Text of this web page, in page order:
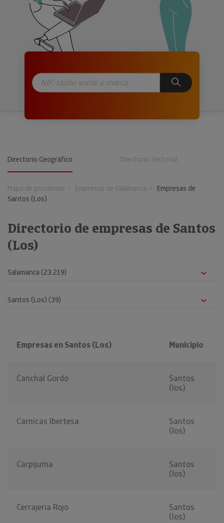
Directorio Geográfico Directorio Sectorial
Mapa de provincias Empresas de Salamanca
Empresas de
Santos (Los)
Directorio de empresas de Santos
(Los)
Empresas en Santos (Los) Municipio
Canchal Gordo
Santos
(los)
Carnicas Ibertesa
Santos
(los)
Carpijuma
Santos
(los)
Cerrajeria Rojo
Santos
(los)